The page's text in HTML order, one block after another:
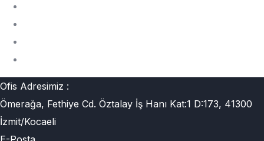
Ofis Adresimiz :
Ömerağa, Fethiye Cd. Öztalay İş Hanı Kat:1 D:173, 41300
İzmit/Kocaeli